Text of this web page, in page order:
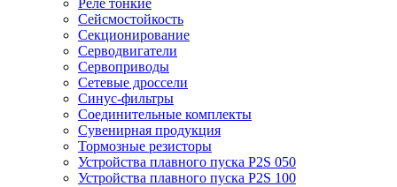
Реле тонкие
Сейсмостойкость
Секционирование
Серводвигатели
Сервоприводы
Сетевые дроссели
Синус-фильтры
Соединительные комплекты
Сувенирная продукция
Тормозные резисторы
Устройства плавного пуска P2S 050
Устройства плавного пуска P2S 100